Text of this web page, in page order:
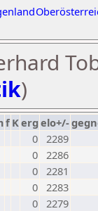
)
f Kerg elo+/-
0 2289
0 2286
0 2281
0 2283
0 2279